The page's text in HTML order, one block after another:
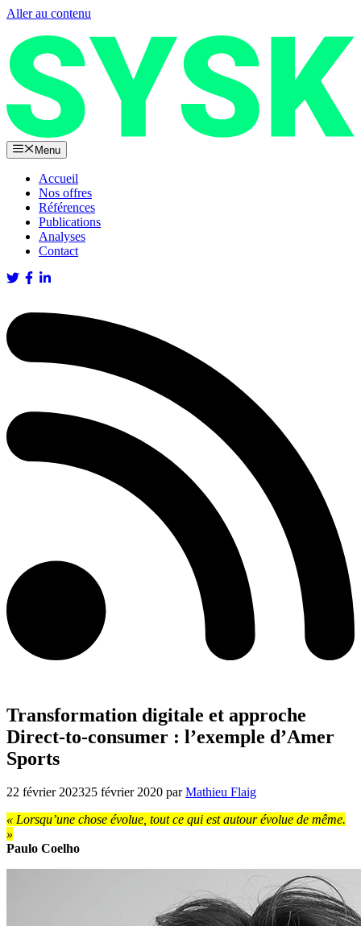
Aller au contenu
Menu
Accueil
Nos offres
Références
Publications
Analyses
Contact
Transformation digitale et approche
Direct-to-consumer : l’exemple d’Amer
Sports
22 février 202325 février 2020 parMathieu Flaig
« Lorsqu’une chose évolue, tout ce qui est autour évolue de même.
»
Paulo Coelho